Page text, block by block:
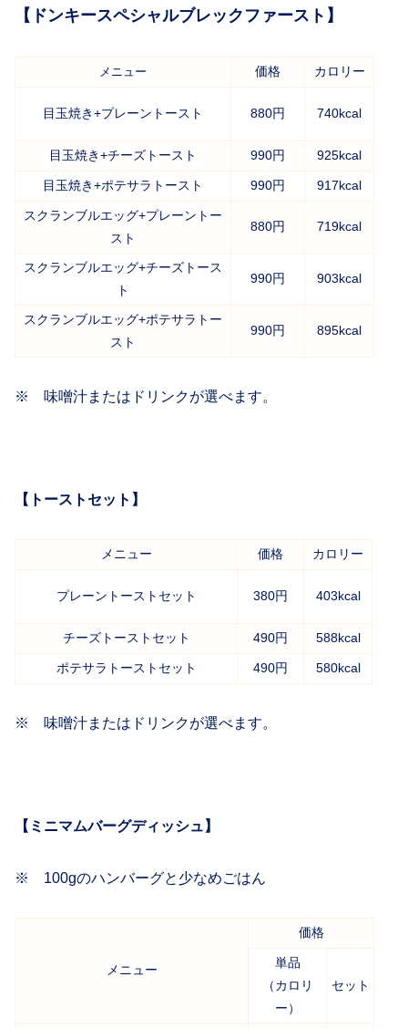
【ドンキースペシャルブレックファースト】
メニュー 価格 カロリー
目玉焼き+プレーントースト 880円 740kcal
目玉焼き+チーズトースト 990円 925kcal
目玉焼き+ポテサラトースト 990円 917kcal
スクランブルエッグ+プレーントー
スト
880円 719kcal
スクランブルエッグ+チーズトース
ト
990円 903kcal
スクランブルエッグ+ポテサラトー
スト
990円 895kcal
※ 味噌汁またはドリンクが選べます。
【トーストセット】
メニュー 価格 カロリー
プレーントーストセット 380円 403kcal
チーズトーストセット 490円 588kcal
ポテサラトーストセット 490円 580kcal
※ 味噌汁またはドリンクが選べます。
【ミニマムバーグディッシュ】
※ 100gのハンバーグと少なめごはん
メニュー
価格
単品
（カロリ
ー）
セット